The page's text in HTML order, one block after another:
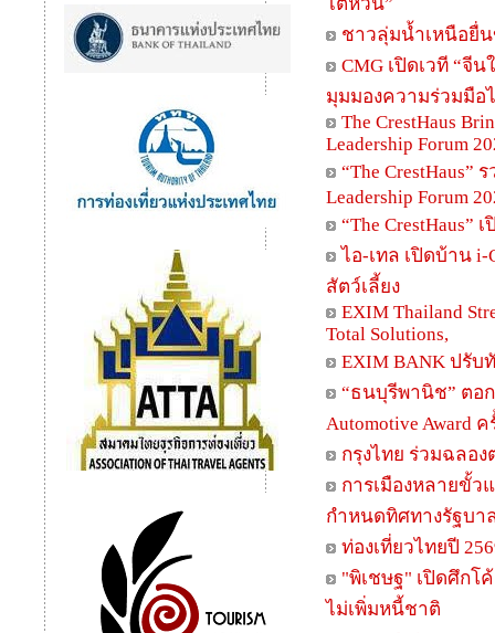
ชาวลุ่มน้ำเหนือยื่
CMG เปิดเวที “จี
มุมมองความร่วมมือ
The CrestHaus
Leadership Forum
“The CrestHaus”
Leadership Forum
“The
ไอ-เทล เปิดบ้าน
สัตว์เลี้ยง
EXIM Thailand
Total Solutions,
EXIM BANK ปรับ
“ธนบุรีพานิช” ตอ
Automotive Award ค
กรุงไทย ร่วมฉลอ
การเมืองหลายขั้ว
กำหนดทิศทางรัฐบา
ท่องเที่ยวไทยปี
"พิเชษฐ" เปิดศึกโ
ไม่เพิ่มหนี้ชาติ